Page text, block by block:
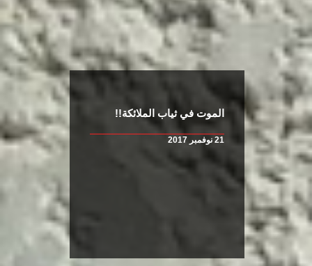
الموت في ثياب الملائكة!!
21 نوفمبر 2017